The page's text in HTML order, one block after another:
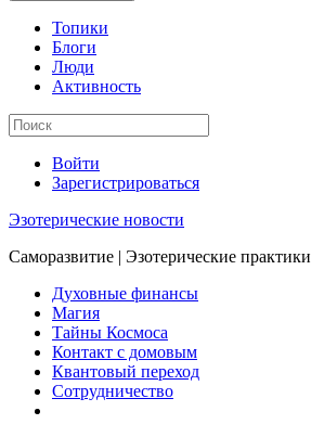
Топики
Блоги
Люди
Активность
Войти
Зарегистрироваться
Эзотерические новости
Саморазвитие | Эзотерические
Духовные финансы
Магия
Тайны Космоса
Контакт с домовым
Квантовый переход
Сотрудничество